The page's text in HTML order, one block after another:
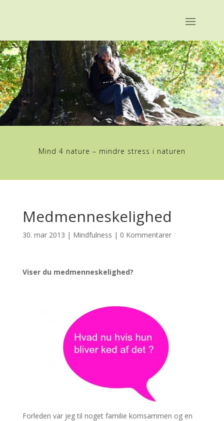
Mind 4 nature – mindre stress i naturen
Medmenneskelighed
30. mar 2013 | Mindfulness | 0 Kommentarer
Viser du medmenneskelighed?
Forleden var jeg til noget familie komsammen og en